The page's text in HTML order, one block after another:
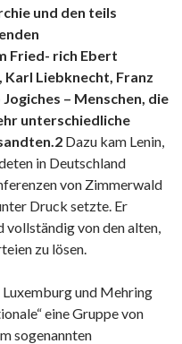
und den teils
Fried- rich Ebert
Karl Liebknecht, Franz
– Menschen, die
unterschiedliche
2 Dazu kam Lenin,
in Deutschland
von Zimmerwald
Druck setzte. Er
vollständig von den alten,
zu lösen.
und Mehring
eine Gruppe von
sogenannten